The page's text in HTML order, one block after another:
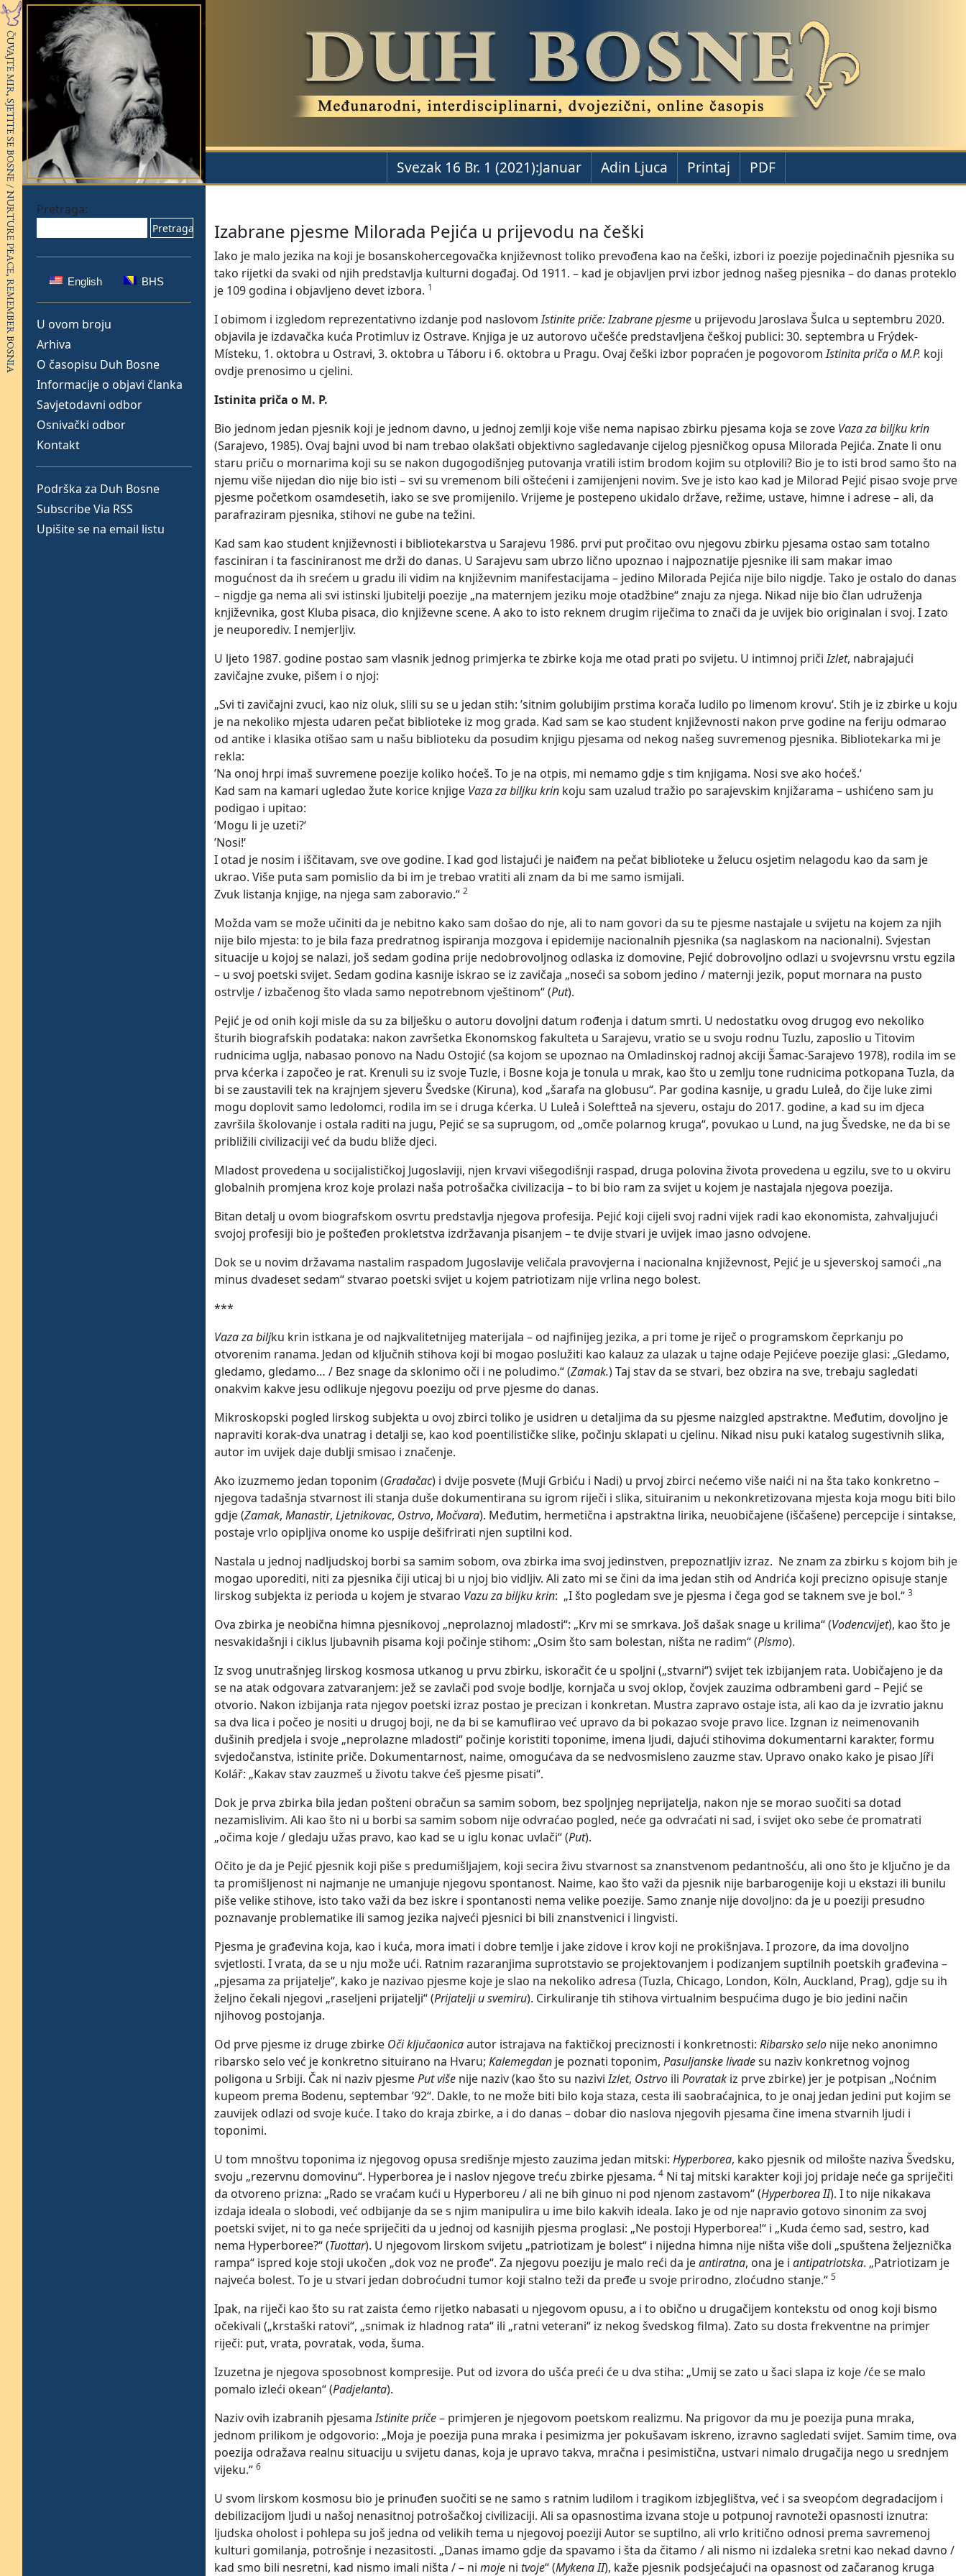
Pretraga:
English BHS
U ovom broju
Arhiva
O časopisu Duh Bosne
Informacije o objavi članka
Savjetodavni odbor
Osnivački odbor
Kontakt
Podrška za Duh Bosne
Subscribe Via RSS
Upišite se na email listu
Svezak 16 Br. 1 (2021):Januar Adin Ljuca Printaj PDF
Izabrane pjesme Milorada Pejića u prijevodu na češki
Iako je malo jezika na koji je bosanskohercegovačka književnost toliko prevođena kao na češki, izbori iz poezije pojedinačnih pjesnika su
tako rijetki da svaki od njih predstavlja kulturni događaj. Od 1911. – kad je objavljen prvi izbor jednog našeg pjesnika – do danas proteklo
je 109 godina i objavljeno devet izbora. 1
I obimom i izgledom reprezentativno izdanje pod naslovomIstinite priče: Izabrane pjesme u prijevodu Jaroslava Šulca u septembru 2020.
objavila je izdavačka kuća Protimluv iz Ostrave. Knjiga je uz autorovo učešće predstavljena češkoj publici: 30. septembra u Frýdek-
Místeku, 1. oktobra u Ostravi, 3. oktobra u Táboru i 6. oktobra u Pragu. Ovaj češki izbor popraćen je pogovoromIstinita priča o M.P. koji
ovdje prenosimo u cjelini.
Istinita priča o M. P.
Bio jednom jedan pjesnik koji je jednom davno, u jednoj zemlji koje više nema napisao zbirku pjesama koja se zove Vaza za biljku krin
(Sarajevo, 1985). Ovaj bajni uvod bi nam trebao olakšati objektivno sagledavanje cijelog pjesničkog opusa Milorada Pejića. Znate li onu
staru priču o mornarima koji su se nakon dugogodišnjeg putovanja vratili istim brodom kojim su otplovili? Bio je to isti brod samo što na
njemu više nijedan dio nije bio isti – svi su vremenom bili oštećeni i zamijenjeni novim. Sve je isto kao kad je Milorad Pejić pisao svoje prve
pjesme početkom osamdesetih, iako se sve promijenilo. Vrijeme je postepeno ukidalo države, režime, ustave, himne i adrese – ali, da
parafraziram pjesnika, stihovi ne gube na težini.
Kad sam kao student književnosti i bibliotekarstva u Sarajevu 1986. prvi put pročitao ovu njegovu zbirku pjesama ostao sam totalno
fasciniran i ta fasciniranost me drži do danas. U Sarajevu sam ubrzo lično upoznao i najpoznatije pjesnike ili sam makar imao
mogućnost da ih srećem u gradu ili vidim na književnim manifestacijama – jedino Milorada Pejića nije bilo nigdje. Tako je ostalo do danas
– nigdje ga nema ali svi istinski ljubitelji poezije „na maternjem jeziku moje otadžbine“ znaju za njega. Nikad nije bio član udruženja
književnika, gost Kluba pisaca, dio književne scene. A ako to isto reknem drugim riječima to znači da je uvijek bio originalan i svoj. I zato
je neuporediv. I nemjerljiv.
U ljeto 1987. godine postao sam vlasnik jednog primjerka te zbirke koja me otad prati po svijetu. U intimnoj pričiIzlet, nabrajajući
zavičajne zvuke, pišem i o njoj:
„Svi ti zavičajni zvuci, kao niz oluk, slili su se u jedan stih: ʼsitnim golubijim prstima korača ludilo po limenom krovuʻ. Stih je iz zbirke u koju
je na nekoliko mjesta udaren pečat biblioteke iz mog grada. Kad sam se kao student književnosti nakon prve godine na feriju odmarao
od antike i klasika otišao sam u našu biblioteku da posudim knjigu pjesama od nekog našeg suvremenog pjesnika. Bibliotekarka mi je
rekla:
ʼNa onoj hrpi imaš suvremene poezije koliko hoćeš. To je na otpis, mi nemamo gdje s tim knjigama. Nosi sve ako hoćeš.ʻ
Kad sam na kamari ugledao žute korice knjige Vaza za biljku krin koju sam uzalud tražio po sarajevskim knjižarama – ushićeno sam ju
podigao i upitao:
ʼMogu li je uzeti?ʻ
ʼNosi!ʻ
I otad je nosim i iščitavam, sve ove godine. I kad god listajući je naiđem na pečat biblioteke u želucu osjetim nelagodu kao da sam je
ukrao. Više puta sam pomislio da bi im je trebao vratiti ali znam da bi me samo ismijali.
Zvuk listanja knjige, na njega sam zaboravio.“ 2
Možda vam se može učiniti da je nebitno kako sam došao do nje, ali to nam govori da su te pjesme nastajale u svijetu na kojem za njih
nije bilo mjesta: to je bila faza predratnog ispiranja mozgova i epidemije nacionalnih pjesnika (sa naglaskom na nacionalni). Svjestan
situacije u kojoj se nalazi, još sedam godina prije nedobrovoljnog odlaska iz domovine, Pejić dobrovoljno odlazi u svojevrsnu vrstu egzila
– u svoj poetski svijet. Sedam godina kasnije iskrao se iz zavičaja „noseći sa sobom jedino / maternji jezik, poput mornara na pusto
ostrvlje / izbačenog što vlada samo nepotrebnom vještinom“ (Put).
Pejić je od onih koji misle da su za bilješku o autoru dovoljni datum rođenja i datum smrti. U nedostatku ovog drugog evo nekoliko
šturih biografskih podataka: nakon završetka Ekonomskog fakulteta u Sarajevu, vratio se u svoju rodnu Tuzlu, zaposlio u Titovim
rudnicima uglja, nabasao ponovo na Nadu Ostojić (sa kojom se upoznao na Omladinskoj radnoj akciji Šamac-Sarajevo 1978), rodila im se
prva kćerka i započeo je rat. Krenuli su iz svoje Tuzle, i Bosne koja je tonula u mrak, kao što u zemlju tone rudnicima potkopana Tuzla, da
bi se zaustavili tek na krajnjem sjeveru Švedske (Kiruna), kod „šarafa na globusu“. Par godina kasnije, u gradu Luleå, do čije luke zimi
mogu doplovit samo ledolomci, rodila im se i druga kćerka. U Luleå i Soleftteå na sjeveru, ostaju do 2017. godine, a kad su im djeca
završila školovanje i ostala raditi na jugu, Pejić se sa suprugom, od „omče polarnog kruga“, povukao u Lund, na jug Švedske, ne da bi se
približili civilizaciji već da budu bliže djeci.
Mladost provedena u socijalističkoj Jugoslaviji, njen krvavi višegodišnji raspad, druga polovina života provedena u egzilu, sve to u okviru
globalnih promjena kroz koje prolazi naša potrošačka civilizacija – to bi bio ram za svijet u kojem je nastajala njegova poezija.
Bitan detalj u ovom biografskom osvrtu predstavlja njegova profesija. Pejić koji cijeli svoj radni vijek radi kao ekonomista, zahvaljujući
svojoj profesiji bio je pošteđen prokletstva izdržavanja pisanjem – te dvije stvari je uvijek imao jasno odvojene.
Dok se u novim državama nastalim raspadom Jugoslavije veličala pravovjerna i nacionalna književnost, Pejić je u sjeverskoj samoći „na
minus dvadeset sedam“ stvarao poetski svijet u kojem patriotizam nije vrlina nego bolest.
***
Vaza za biljku krin istkana je od najkvalitetnijeg materijala – od najfinijeg jezika, a pri tome je riječ o programskom čeprkanju po
otvorenim ranama. Jedan od ključnih stihova koji bi mogao poslužiti kao kalauz za ulazak u tajne odaje Pejićeve poezije glasi: „Gledamo,
gledamo, gledamo… / Bez snage da sklonimo oči i ne poludimo.“ (Zamak.) Taj stav da se stvari, bez obzira na sve, trebaju sagledati
onakvim kakve jesu odlikuje njegovu poeziju od prve pjesme do danas.
Mikroskopski pogled lirskog subjekta u ovoj zbirci toliko je usidren u detaljima da su pjesme naizgled apstraktne. Međutim, dovoljno je
napraviti korak-dva unatrag i detalji se, kao kod poentilističke slike, počinju sklapati u cjelinu. Nikad nisu puki katalog sugestivnih slika,
autor im uvijek daje dublji smisao i značenje.
Ako izuzmemo jedan toponim (Gradačac) i dvije posvete (Muji Grbiću i Nadi) u prvoj zbirci nećemo više naići ni na šta tako konkretno –
njegova tadašnja stvarnost ili stanja duše dokumentirana su igrom riječi i slika, situiranim u nekonkretizovana mjesta koja mogu biti bilo
gdje (Zamak, Manastir, Ljetnikovac, Ostrvo, Močvara). Međutim, hermetična i apstraktna lirika, neuobičajene (iščašene) percepcije i sintakse,
postaje vrlo opipljiva onome ko uspije dešifrirati njen suptilni kod.
Nastala u jednoj nadljudskoj borbi sa samim sobom, ova zbirka ima svoj jedinstven, prepoznatljiv izraz. Ne znam za zbirku s kojom bih je
mogao uporediti, niti za pjesnika čiji uticaj bi u njoj bio vidljiv. Ali zato mi se čini da ima jedan stih od Andrića koji precizno opisuje stanje
lirskog subjekta iz perioda u kojem je stvarao Vazu za biljku krin: „I što pogledam sve je pjesma i čega god se taknem sve je bol.“ 3
Ova zbirka je neobična himna pjesnikovoj „neprolaznoj mladosti“: „Krv mi se smrkava. Još dašak snage u krilima“ (Vodencvijet), kao što je
nesvakidašnji i ciklus ljubavnih pisama koji počinje stihom: „Osim što sam bolestan, ništa ne radim“ (Pismo).
Iz svog unutrašnjeg lirskog kosmosa utkanog u prvu zbirku, iskoračit će u spoljni („stvarni“) svijet tek izbijanjem rata. Uobičajeno je da
se na atak odgovara zatvaranjem: jež se zavlači pod svoje bodlje, kornjača u svoj oklop, čovjek zauzima odbrambeni gard – Pejić se
otvorio. Nakon izbijanja rata njegov poetski izraz postao je precizan i konkretan. Mustra zapravo ostaje ista, ali kao da je izvratio jaknu
sa dva lica i počeo je nositi u drugoj boji, ne da bi se kamuflirao već upravo da bi pokazao svoje pravo lice. Izgnan iz neimenovanih
dušinih predjela i svoje „neprolazne mladosti“ počinje koristiti toponime, imena ljudi, dajući stihovima dokumentarni karakter, formu
svjedočanstva, istinite priče. Dokumentarnost, naime, omogućava da se nedvosmisleno zauzme stav. Upravo onako kako je pisao Јíři
Kolář: „Kakav stav zauzmeš u životu takve ćeš pjesme pisati“.
Dok je prva zbirka bila jedan pošteni obračun sa samim sobom, bez spoljnjeg neprijatelja, nakon nje se morao suočiti sa dotad
nezamislivim. Ali kao što ni u borbi sa samim sobom nije odvraćao pogled, neće ga odvraćati ni sad, i svijet oko sebe će promatrati
„očima koje / gledaju užas pravo, kao kad se u iglu konac uvlači“ (Put).
Očito je da je Pejić pjesnik koji piše s predumišljajem, koji secira živu stvarnost sa znanstvenom pedantnošću, ali ono što je ključno je da
ta promišljenost ni najmanje ne umanjuje njegovu spontanost. Naime, kao što važi da pjesnik nije barbarogenije koji u ekstazi ili bunilu
piše velike stihove, isto tako važi da bez iskre i spontanosti nema velike poezije. Samo znanje nije dovoljno: da je u poeziji presudno
poznavanje problematike ili samog jezika najveći pjesnici bi bili znanstvenici i lingvisti.
Pjesma je građevina koja, kao i kuća, mora imati i dobre temlje i jake zidove i krov koji ne prokišnjava. I prozore, da ima dovoljno
svjetlosti. I vrata, da se u nju može ući. Ratnim razaranjima suprotstavio se projektovanjem i podizanjem suptilnih poetskih građevina –
„pjesama za prijatelje“, kako je nazivao pjesme koje je slao na nekoliko adresa (Tuzla, Chicago, London, Köln, Auckland, Prag), gdje su ih
željno čekali njegovi „raseljeni prijatelji“ (Prijatelji u svemiru). Cirkuliranje tih stihova virtualnim bespućima dugo je bio jedini način
njihovog postojanja.
Od prve pjesme iz druge zbirke Oči ključaonicaautor istrajava na faktičkoj preciznosti i konkretnosti: Ribarsko selo nije neko anonimno
ribarsko selo već je konkretno situirano na Hvaru; Kalemegdan je poznati toponim, Pasuljanske livadesu naziv konkretnog vojnog
poligona u Srbiji. Čak ni naziv pjesmePut više nije naziv (kao što su naziviIzlet, Ostrvo ili Povratak iz prve zbirke) jer je potpisan „Noćnim
kupeom prema Bodenu, septembar ʼ92“. Dakle, to ne može biti bilo koja staza, cesta ili saobraćajnica, to je onaj jedan jedini put kojim se
zauvijek odlazi od svoje kuće. I tako do kraja zbirke, a i do danas – dobar dio naslova njegovih pjesama čine imena stvarnih ljudi i
toponimi.
U tom mnoštvu toponima iz njegovog opusa središnje mjesto zauzima jedan mitski: Hyperborea, kako pjesnik od milošte naziva Švedsku,
svoju „rezervnu domovinu“. Hyperborea je i naslov njegove treću zbirke pjesama. 4 Ni taj mitski karakter koji joj pridaje neće ga spriječiti
da otvoreno prizna: „Rado se vraćam kući u Hyperboreu / ali ne bih ginuo ni pod njenom zastavom“ (Hyperborea II). I to nije nikakava
izdaja ideala o slobodi, već odbijanje da se s njim manipulira u ime bilo kakvih ideala. Iako je od nje napravio gotovo sinonim za svoj
poetski svijet, ni to ga neće spriječiti da u jednoj od kasnijih pjesma proglasi: „Ne postoji Hyperborea!“ i „Kuda ćemo sad, sestro, kad
nema Hyperboree?“ (Tuottar). U njegovom lirskom svijetu „patriotizam je bolest“ i nijedna himna nije ništa više doli „spuštena željeznička
rampa“ ispred koje stoji ukočen „dok voz ne prođe“. Za njegovu poeziju je malo reći da jeantiratna, ona je i antipatriotska. „Patriotizam je
najveća bolest. To je u stvari jedan dobroćudni tumor koji stalno teži da pređe u svoje prirodno, zloćudno stanje.“ 5
Ipak, na riječi kao što su rat zaista ćemo rijetko nabasati u njegovom opusu, a i to obično u drugačijem kontekstu od onog koji bismo
očekivali („krstaški ratovi“, „snimak iz hladnog rata“ ili „ratni veterani“ iz nekog švedskog filma). Zato su dosta frekventne na primjer
riječi: put, vrata, povratak, voda, šuma.
Izuzetna je njegova sposobnost kompresije. Put od izvora do ušća preći će u dva stiha: „Umij se zato u šaci slapa iz koje /će se malo
pomalo izleći okean“ (Padjelanta).
Naziv ovih izabranih pjesamaIstinite priče– primjeren je njegovom poetskom realizmu. Na prigovor da mu je poezija puna mraka,
jednom prilikom je odgovorio: „Moja je poezija puna mraka i pesimizma jer pokušavam iskreno, izravno sagledati svijet. Samim time, ova
poezija odražava realnu situaciju u svijetu danas, koja je upravo takva, mračna i pesimistična, ustvari nimalo drugačija nego u srednjem
vijeku.“ 6
U svom lirskom kosmosu bio je prinuđen suočiti se ne samo s ratnim ludilom i tragikom izbjeglištva, već i sa sveopćom degradacijom i
debilizacijom ljudi u našoj nenasitnoj potrošačkoj civilizaciji. Ali sa opasnostima izvana stoje u potpunoj ravnoteži opasnosti iznutra:
ljudska oholost i pohlepa su još jedna od velikih tema u njegovoj poeziji Autor se suptilno, ali vrlo kritično odnosi prema savremenoj
kulturi gomilanja, potrošnje i nezasitosti. „Danas imamo gdje da spavamo i šta da čitamo / ali nismo ni izdaleka sretni kao nekad davno /
kad smo bili nesretni, kad nismo imali ništa / – ni moje ni tvoje“ (Mykena II), kaže pjesnik podsjećajući na opasnost od začaranog kruga